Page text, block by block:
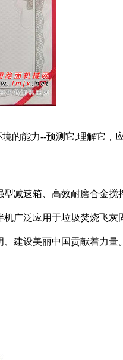
能力--预测它,理解它，
速箱、高效耐磨合金搅
广泛应用于垃圾焚烧飞
建设美丽中国贡献着力量。